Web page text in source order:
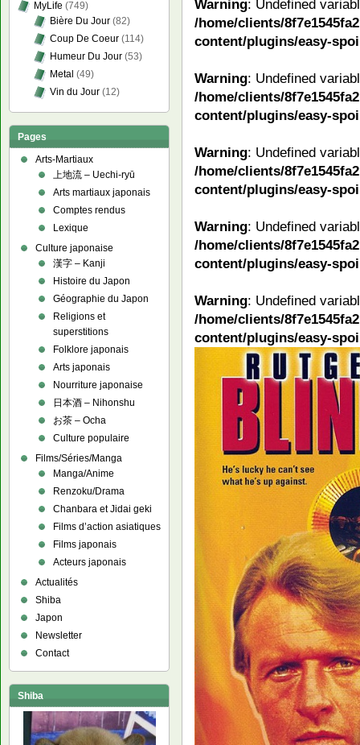
Warning: Undefined
/home/clients/
content/plugins/easy-
Warning: Undefined
/home/clients/
content/plugins/easy-
Warning: Undefined
/home/clients/
content/plugins/easy-
Warning: Undefined
/home/clients/
content/plugins/easy-
Warning: Undefined
/home/clients/
content/plugins/easy-
MyLife (749)
Bière Du Jour (82)
Coup De Coeur (114)
Humeur Du Jour (53)
Metal (49)
Vin du Jour (12)
Pages
Arts-Martiaux
上地流 – Uechi-ryū
Arts martiaux japonais
Comptes rendus
Lexique
Culture japonaise
漢字 – Kanji
Histoire du Japon
Géographie du Japon
Religions et
superstitions
Folklore japonais
Arts japonais
Nourriture japonaise
日本酒 – Nihonshu
お茶 – Ocha
Culture populaire
Films/Séries/Manga
Manga/Anime
Renzoku/Drama
Chanbara et Jidai geki
Films d’action asiatiques
Films japonais
Acteurs japonais
Actualités
Shiba
Japon
Newsletter
Contact
Shiba